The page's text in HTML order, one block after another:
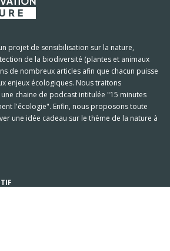
projet de sensibilisation sur la nature,
de la biodiversité (plantes et animaux
de nombreux articles afin que chacun puisse
enjeux écologiques. Nous traitons
chaine de podcast intitulée "15 minutes
l'écologie". Enfin, nous proposons toute
une idée cadeau sur le thème de la nature à